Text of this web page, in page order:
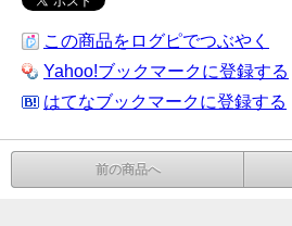
この商品をログピでつぶやく
Yahoo!ブックマークに登録する
はてなブックマークに登録する
前の商品へ